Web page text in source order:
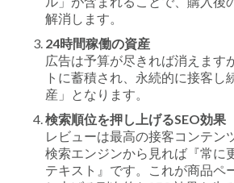
解消します。
24時間稼働の資産
広告は予算が尽きれば消えます
トに蓄積され、永続的に接客し
産」となります。
検索順位を押し上げるSEO効果
レビューは最高の接客コンテン
検索エンジンから見れば『常に
テキスト』です。これが商品ペ